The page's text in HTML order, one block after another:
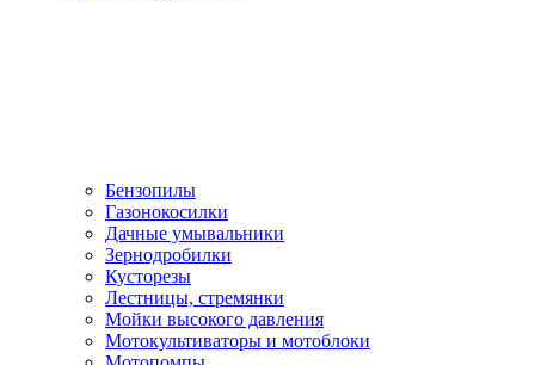
Бензопилы
Газонокосилки
Дачные умывальники
Зернодробилки
Кусторезы
Лестницы, стремянки
Мойки высокого давления
Мотокультиваторы и мотоблоки